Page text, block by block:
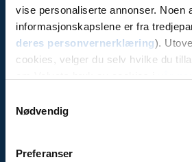
vise personaliserte annonser. Noen
informasjonskapslene er fra
deres personvernerklæring).
cookies, velger du selv hvilke du
Nødvendig
Preferanser
Offentlige avtaler
Jobb i Volvat
About us (in English)
Bestillingsvilkår
Legevakt